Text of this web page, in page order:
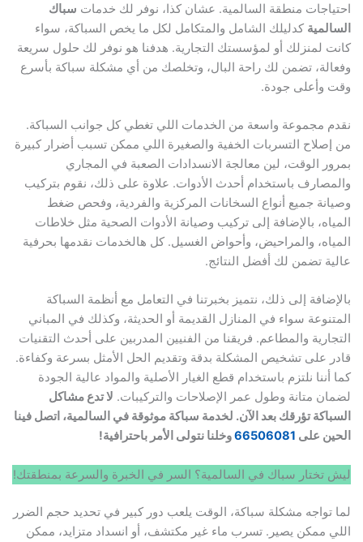
احتياجات منطقة السالمية. عشان كذا، نوفر لك خدمات سباك
السالمية كدليلك الشامل والمتكامل لكل ما يخص السباكة، سواء
كانت لمنزلك أو لمؤسستك التجارية. هدفنا هو نوفر لك حلول سريعة
وفعالة، تضمن لك راحة البال، وتخلصك من أي مشكلة سباكة بأسرع
وقت وأعلى جودة.
نقدم مجموعة واسعة من الخدمات اللي تغطي كل جوانب السباكة.
من إصلاح التسربات الخفية والصغيرة اللي ممكن تسبب أضرار كبيرة
بمرور الوقت، لين معالجة الانسدادات الصعبة في المجاري
والمصارف باستخدام أحدث الأدوات. علاوة على ذلك، نقوم بتركيب
وصيانة جميع أنواع السخانات المركزية والفردية، وفحص ضغط
المياه، بالإضافة إلى تركيب وصيانة الأدوات الصحية مثل خلاطات
المياه، والمراحيض، وأحواض الغسيل. كل هالخدمات نقدمها بحرفية
عالية تضمن لك أفضل النتائج.
بالإضافة إلى ذلك، نتميز بخبرتنا في التعامل مع أنظمة السباكة
المتنوعة سواء في المنازل القديمة أو الحديثة، وكذلك في المباني
التجارية والمطاعم. فريقنا من الفنيين المدربين على أحدث التقنيات
قادر على تشخيص المشكلة بدقة وتقديم الحل الأمثل بسرعة وكفاءة.
كما أننا نلتزم باستخدام قطع الغيار الأصلية والمواد عالية الجودة
لضمان متانة وطول عمر الإصلاحات والتركيبات. لا تدع مشاكل
السباكة تؤرقك بعد الآن. لخدمة سباكة موثوقة في السالمية، اتصل فينا
الحين على 66506081وخلنا نتولى الأمر باحترافية!
ليش تختار سباك في السالمية؟ السر في الخبرة والسرعة بمنطقتك!
لما تواجه مشكلة سباكة، الوقت يلعب دور كبير في تحديد حجم الضرر
اللي ممكن يصير. تسرب ماء غير مكتشف، أو انسداد متزايد، ممكن